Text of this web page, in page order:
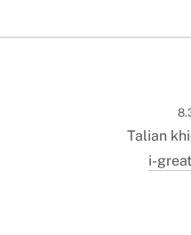
Talian
i-